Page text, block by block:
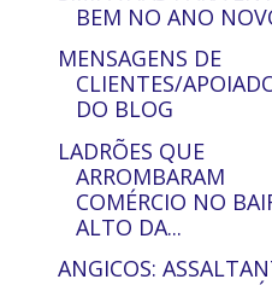
BEM NO ANO
MENSAGENS DE
CLIENTES/
DO BLOG
LADRÕES QUE
ARROMBARAM
COMÉRCIO NO
ALTO DA...
ANGICOS: